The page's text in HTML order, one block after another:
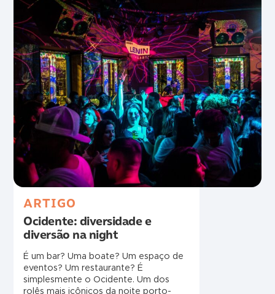
ARTIGO
Ocidente: diversidade e
diversão na night
É um bar? Uma boate? Um espaço de
eventos? Um restaurante? É
simplesmente o Ocidente. Um dos
rolês mais icônicos da noite porto-